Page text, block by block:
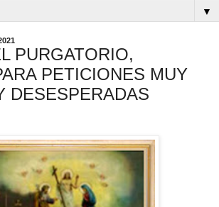
▼
PURGATORIO,
PETICIONES MUY
DESESPERADAS